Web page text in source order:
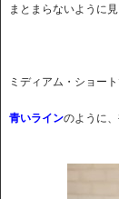
まとまらないように
ミディアム・ショー
青いラインのように